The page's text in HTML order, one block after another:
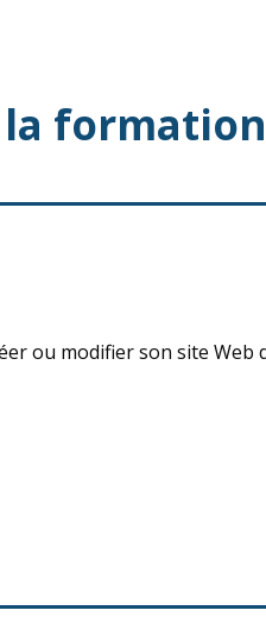
formation
ou modifier son site Web